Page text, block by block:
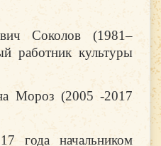
Соколов (1981–
работник культуры
Мороз (2005 -2017
года начальником